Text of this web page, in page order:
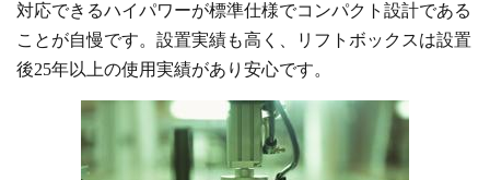
対応できるハイパワーが標準仕様でコンパクト設計である
ことが自慢です。設置実績も高く、リフトボックスは設置
後25年以上の使用実績があり安心です。